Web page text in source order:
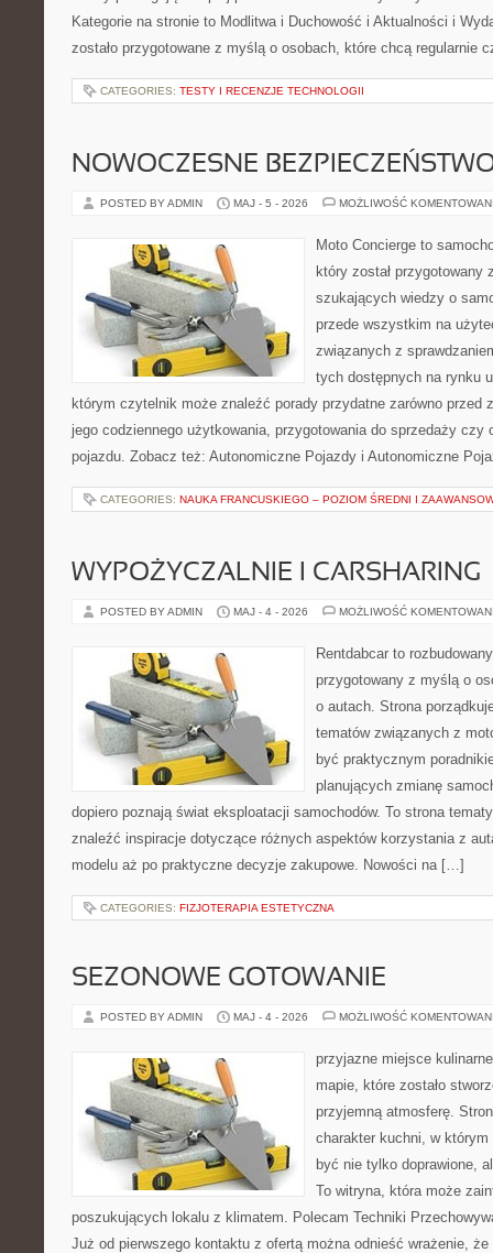
Kategorie na stronie to Modlitwa i Duchowość i Aktualności i
zostało przygotowane z myślą o osobach, które chcą regularnie
CATEGORIES: TESTY I RECENZJE TECHNOLOGII
NOWOCZESNE
POSTED BY ADMIN MAJ - 5 - 2026 MOŻLIWOŚĆ
Moto Concierge to
który został przygotowany
szukających wiedzy o
przede wszystkim na
związanych z
tych dostępnych na rynku
którym czytelnik może znaleźć porady przydatne zarówno przed
jego codziennego użytkowania, przygotowania do sprzedaży czy
pojazdu. Zobacz też: Autonomiczne Pojazdy i Autonomiczne
CATEGORIES: NAUKA FRANCUSKIEGO – POZIOM ŚREDNI I
WYPOŻYCZALNIE I CARSHARING
POSTED BY ADMIN MAJ - 4 - 2026 MOŻLIWOŚĆ
Rentdabcar to
przygotowany z myślą o
o autach. Strona
tematów związanych z
być praktycznym
planujących zmianę
dopiero poznają świat eksploatacji samochodów. To strona
znaleźć inspiracje dotyczące różnych aspektów korzystania z
modelu aż po praktyczne decyzje zakupowe. Nowości na […]
CATEGORIES: FIZJOTERAPIA ESTETYCZNA
SEZONOWE GOTOWANIE
POSTED BY ADMIN MAJ - 4 - 2026 MOŻLIWOŚĆ
przyjazne miejsce
mapie, które zostało
przyjemną atmosferę.
charakter kuchni, w
być nie tylko doprawione,
To witryna, która może
poszukujących lokalu z klimatem. Polecam Techniki
Już od pierwszego kontaktu z ofertą można odnieść wrażenie,